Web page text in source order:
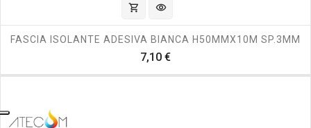
shopping_cart visibility
FASCIA ISOLANTE ADESIVA BIANCA H50MMX10M SP.3MM
7,10 €Prezzo